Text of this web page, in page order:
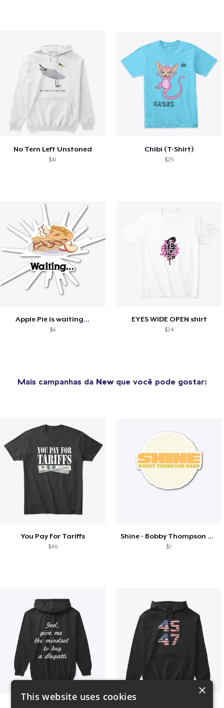
No Tern Left Unstoned
$41
Chibi (T-Shirt)
$25
Apple Pie is waiting...
$6
EYES WIDE OPEN shirt
$24
Mais campanhas da Newque você pode gostar:
You Pay For Tariffs
$46
Shine - Bobby Thompson Band Merch
$7
×
This website uses cookies